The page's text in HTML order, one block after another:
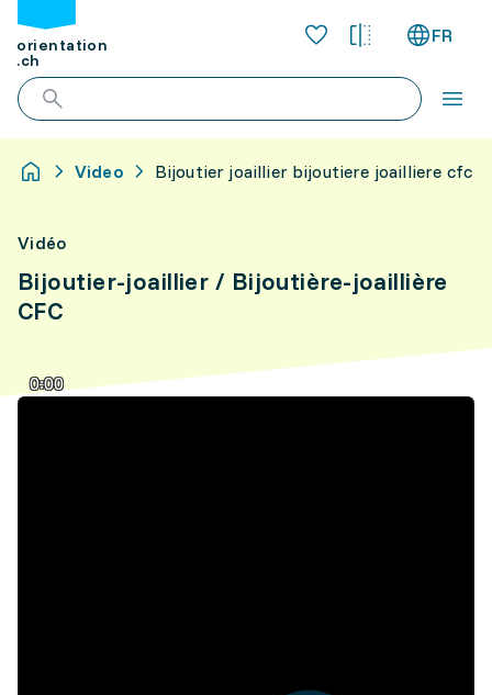
orientation
.ch
FR
Video Bijoutier joaillier bijoutiere joailliere cfc
Vidéo
Bijoutier-joaillier / Bijoutière-joaillière
CFC
0:00